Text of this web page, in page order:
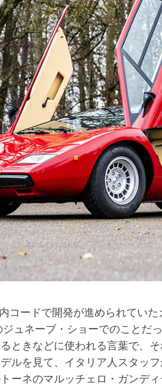
コードで開発が進められてい
ュネーブ・ショーでのことだ
ときなどに使われる言葉で、
ルを見て、イタリア人スタッ
ーネのマルッチェロ・ガンデ